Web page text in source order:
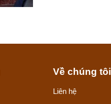
Về chúng tôi
Liên hệ